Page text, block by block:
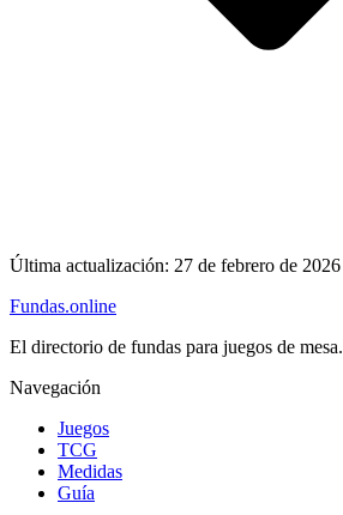
Última actualización: 27 de febrero de 2026
Fundas.online
El directorio de fundas para juegos de mesa.
Navegación
Juegos
TCG
Medidas
Guía